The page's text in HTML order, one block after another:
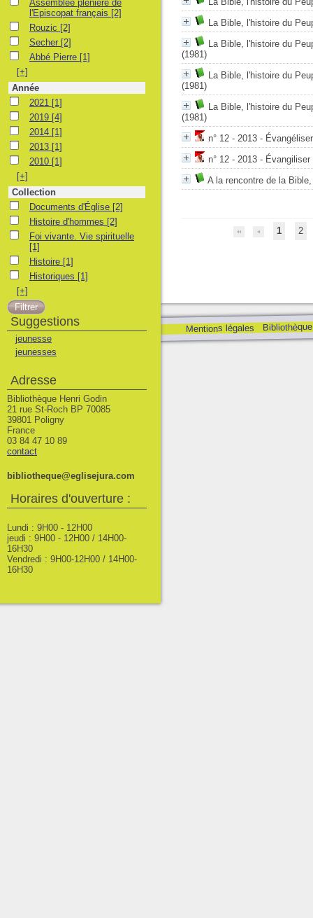
La Bible, l'histoire du
La Bible, l'histoire du
(1981)
La Bible, l'histoire du
(1981)
La Bible, l'histoire du
(1981)
n° 12 - 2013 -
n° 12 - 2013 -
A la rencontre de la
1 2
Mentions légales
Assemblée plénière de
l'Episcopat français [2]
RouzicRouzic [2]
SecherSecher [2]
Abbé Pierre
Abbé Pierre [1]
[+]
Année
2021 2021 [1]
2019 2019 [4]
2014 2014 [1]
2013 2013 [1]
2010 2010 [1]
[+]
Collection
Documents d'Église
Documents d'Église [2]
Histoire d'hommes
Histoire d'hommes [2]
Foi vivante. Vie spirituelle
Foi vivante. Vie spirituelle
[1]
HistoireHistoire [1]
Historiques
Historiques [1]
[+]
Suggestions
jeunesse
jeunesses
Adresse
Bibliothèque Henri Godin
21 rue St-Roch BP 70085
39801 Poligny
France
03 84 47 10 89
contact
bibliotheque@eglisejura.com
Horaires d'ouverture :
Lundi : 9H00 - 12H00
jeudi : 9H00 - 12H00 / 14H00-
16H30
Vendredi : 9H00-12H00 / 14H00-
16H30